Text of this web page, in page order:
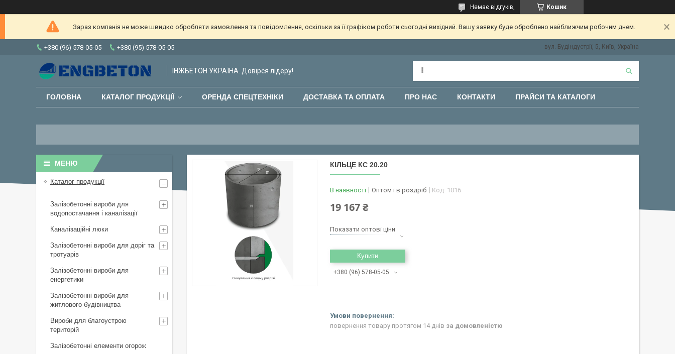
Кошик
Немає відгуків,
Зараз компанія не може швидко обробляти замовлення та повідомлення, оскільки за її графіком роботи сьогодні вихідний. Вашу заявку буде оброблено найближчим робочим днем.
+380 (96) 578-05-05 +380 (95) 578-05-05 вул. Будіндустрії, 5, Київ, Україна
ІНЖБЕТОН УКРАЇНА. Довірся лідеру!
ГОЛОВНА КАТАЛОГ ПРОДУКЦІЇ ОРЕНДА СПЕЦТЕХНІКИ ДОСТАВКА ТА ОПЛАТА ПРО НАС КОНТАКТИ ПРАЙСИ ТА КАТАЛОГИ
КІЛЬЦЕ КС 20.20
В наявності Оптом і в роздріб Код: 1016
19 167 ₴
Показати оптові ціни
Купити
+380 (96) 578-05-05
повернення товару протягом 14 днів за домовленістю
Каталог продукції
Залізобетонні вироби для
водопостачання і каналізації
Каналізаційні люки
Залізобетонні вироби для доріг та
тротуарів
Залізобетонні вироби для
енергетики
Залізобетонні вироби для
житлового будівництва
Вироби для благоустрою
територій
Залізобетонні елементи огорож